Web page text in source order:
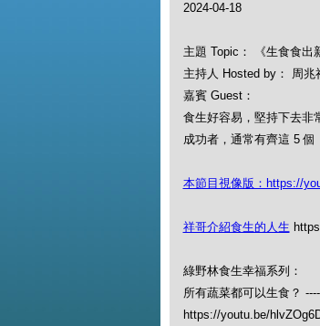
2024-04-18
主題 Topic： 《生食食出
主持人 Hosted by： 周兆
嘉賓 Guest：
食生好容易，堅持下去非
成功者，通常有齊這 5 個
本節目視像版：https://
祥哥介紹食生的人生
綠野林食生幸福系列：
所有蔬菜都可以生食？
https://youtu.be/